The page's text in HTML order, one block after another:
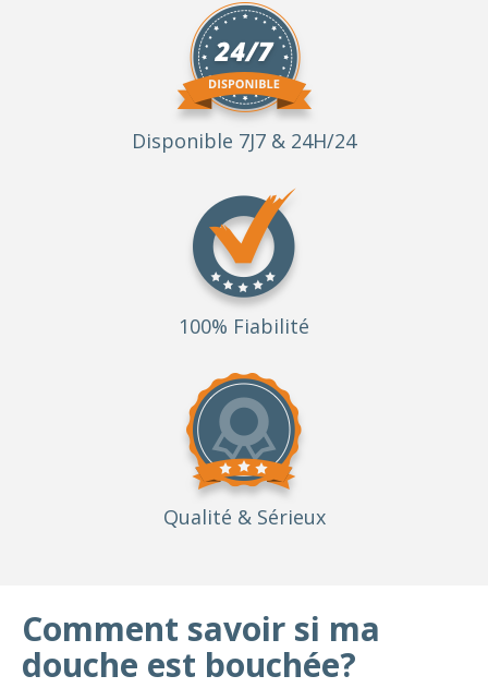
Disponible 7J7 & 24H/24
100% Fiabilité
Qualité & Sérieux
Comment savoir si ma
douche est bouchée?